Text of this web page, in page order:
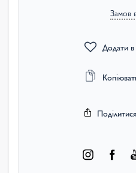
Замов
Додати
Поділитися